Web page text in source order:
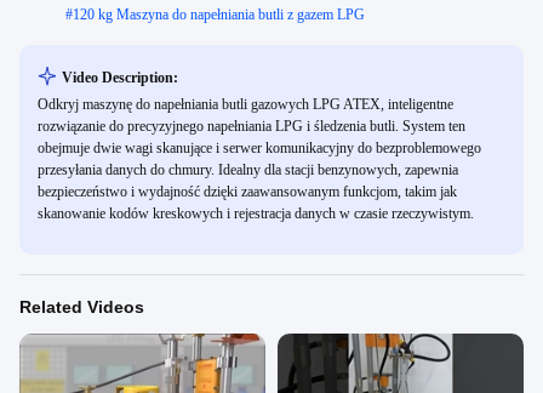
#120 kg Maszyna do napełniania butli z gazem LPG
Video Description:
Odkryj maszynę do napełniania butli gazowych LPG ATEX, inteligentne
rozwiązanie do precyzyjnego napełniania LPG i śledzenia butli. System ten
obejmuje dwie wagi skanujące i serwer komunikacyjny do bezproblemowego
przesyłania danych do chmury. Idealny dla stacji benzynowych, zapewnia
bezpieczeństwo i wydajność dzięki zaawansowanym funkcjom, takim jak
skanowanie kodów kreskowych i rejestracja danych w czasie rzeczywistym.
Related Videos